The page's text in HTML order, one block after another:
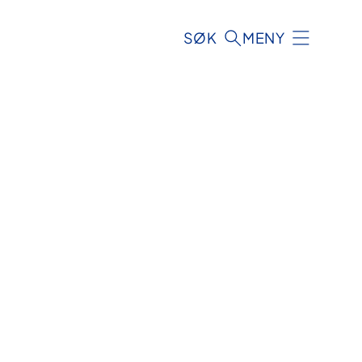
SØK MENY